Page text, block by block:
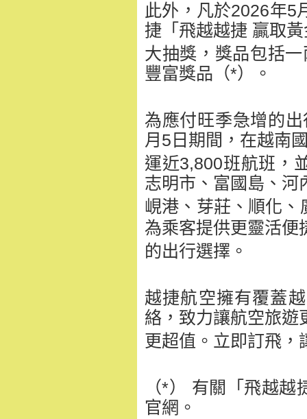
此外，凡於2026年5
捷「飛越越捷 贏取
大抽獎，獎品包括
豐富獎品（*）。
為應付旺季急增的
月5日期間，在越南
運近3,800班航班，
志明市、富國島、河
峴港、芽莊、順化
為乘客提供更靈活便
的出行選擇。
越捷航空擁有覆蓋
絡， 致力讓航空旅遊
更超值。立即訂飛，
（*） 有關「飛越
官網。